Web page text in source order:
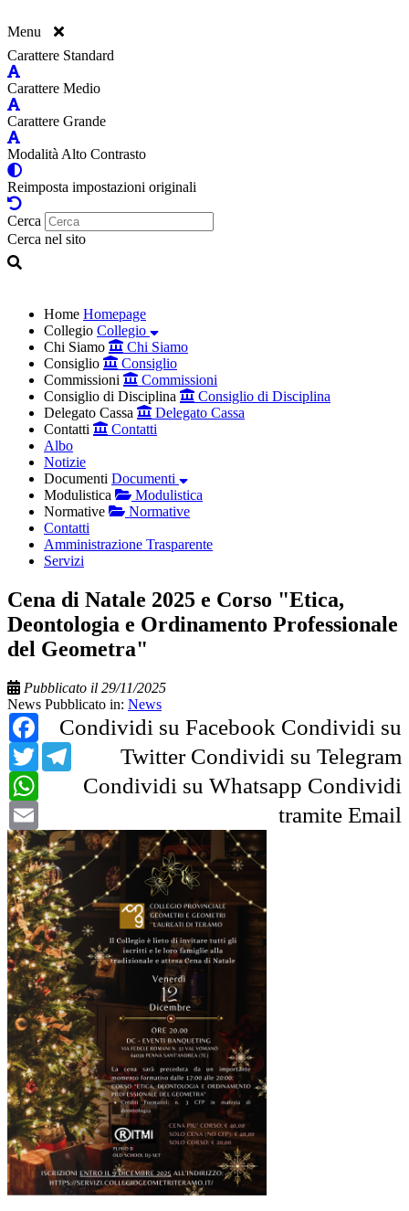
Menu
Carattere Standard
Carattere Medio
Carattere Grande
Modalità Alto Contrasto
Reimposta impostazioni originali
Cerca
Cerca nel sito
Home Homepage
Collegio Collegio
Chi Siamo
Chi Siamo
Consiglio
Consiglio
Commissioni
Commissioni
Consiglio di Disciplina
Consiglio di Disciplina
Delegato Cassa
Delegato Cassa
Contatti
Contatti
Albo
Notizie
Documenti Documenti
Modulistica
Modulistica
Normative
Normative
Contatti
Amministrazione Trasparente
Servizi
Cena di Natale 2025 e Corso "Etica,
Deontologia e Ordinamento Professionale
del Geometra"
Pubblicato il 29/11/2025
News Pubblicato in: News
Condividi su Facebook
Facebook
Condividi su
Twitter
Twitter Condividi su Telegram
Telegram
Condividi su Whatsapp
WhatsApp
Condividi
tramite Email